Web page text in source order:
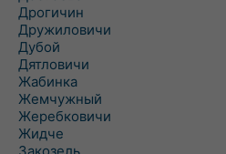
Дрогичин
Дружиловичи
Дубой
Дятловичи
Жабинка
Жемчужный
Жеребковичи
Жидче